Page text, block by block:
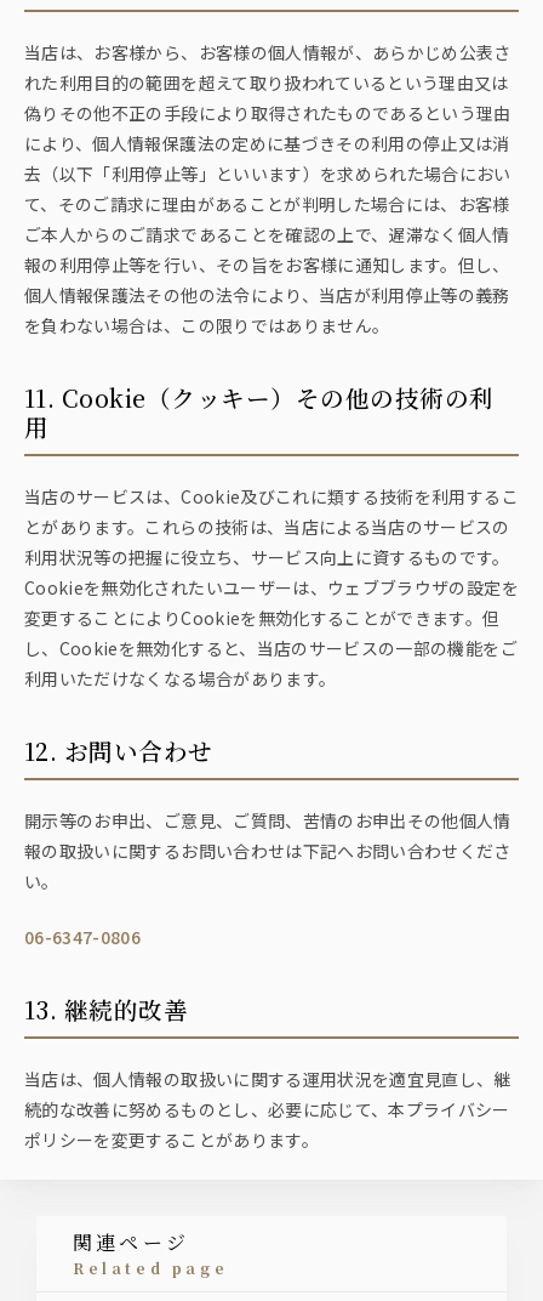
当店は、お客様から、お客様の個人情報が、あらかじめ公表さ
れた利用目的の範囲を超えて取り扱われているという理由又は
偽りその他不正の手段により取得されたものであるという理由
により、個人情報保護法の定めに基づきその利用の停止又は消
去（以下「利用停止等」といいます）を求められた場合におい
て、そのご請求に理由があることが判明した場合には、お客様
ご本人からのご請求であることを確認の上で、遅滞なく個人情
報の利用停止等を行い、その旨をお客様に通知します。但し、
個人情報保護法その他の法令により、当店が利用停止等の義務
を負わない場合は、この限りではありません。
11. Cookie（クッキー）その他の技術の利
用
当店のサービスは、Cookie及びこれに類する技術を利用するこ
とがあります。これらの技術は、当店による当店のサービスの
利用状況等の把握に役立ち、サービス向上に資するものです。
Cookieを無効化されたいユーザーは、ウェブブラウザの設定を
変更することによりCookieを無効化することができます。但
し、Cookieを無効化すると、当店のサービスの一部の機能をご
利用いただけなくなる場合があります。
12. お問い合わせ
開示等のお申出、ご意見、ご質問、苦情のお申出その他個人情
報の取扱いに関するお問い合わせは下記へお問い合わせくださ
い。
06-6347-0806
13. 継続的改善
当店は、個人情報の取扱いに関する運用状況を適宜見直し、継
続的な改善に努めるものとし、必要に応じて、本プライバシー
ポリシーを変更することがあります。
関連ページ
related page